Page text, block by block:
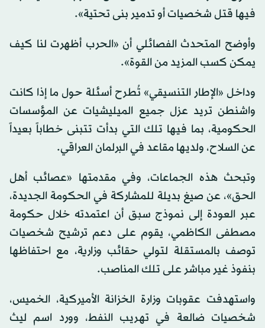
فيها قتل شخصيات أو تدمير بنى تحتية».
وأوضح المتحدث الفصائلي أن «الحرب أظهرت لنا كيف
يمكن كسب المزيد من القوة».
وداخل «الإطار التنسيقي» تُطرح أسئلة حول ما إذا كانت
واشنطن تريد عزل جميع الميليشيات عن المؤسسات
الحكومية، بما فيها تلك التي بدأت تتبنى خطاباً بعيداً
عن السلاح، ولديها مقاعد في البرلمان العراقي.
وتبحث هذه الجماعات، وفي مقدمتها «عصائب أهل
الحق»، عن صيغ بديلة للمشاركة في الحكومة الجديدة،
عبر العودة إلى نموذج سبق أن اعتمدته خلال حكومة
مصطفى الكاظمي، يقوم على دعم ترشيح شخصيات
توصف بالمستقلة لتولي حقائب وزارية، مع احتفاظها
بنفوذ غير مباشر على تلك المناصب.
واستهدفت عقوبات وزارة الخزانة الأميركية، الخميس،
شخصيات ضالعة في تهريب النفط، وورد اسم ليث